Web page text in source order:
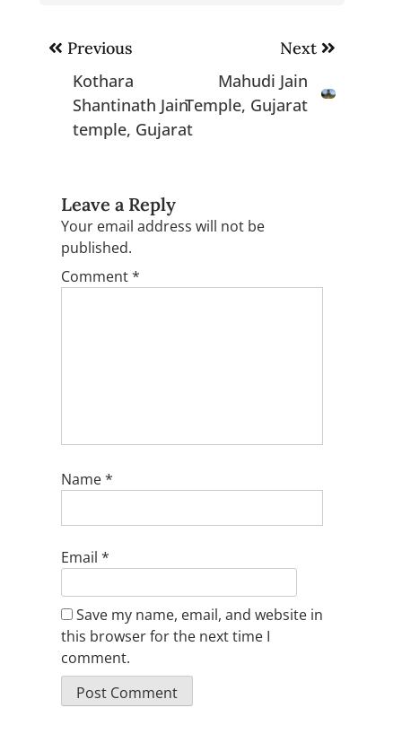
Post
navigation
Previous
Kothara
Shantinath Jain
temple, Gujarat
Next
Mahudi Jain
Temple, Gujarat
Leave a Reply
Your email address will not be
published.
Comment*
Name*
Email *
Save my name, email, and website in
this browser for the next time I
comment.